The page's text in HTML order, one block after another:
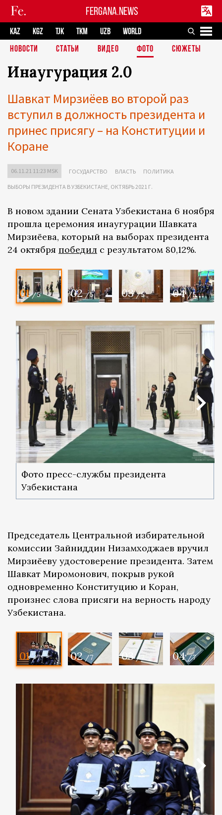
FERGANA.NEWS
KAZ KGZ TJK TKM UZB
WORLD
НОВОСТИ
СТАТЬИ ВИДЕО ФОТО СЮЖЕТЫ
Инаугурация 2.0
Шавкат Мирзиёев во второй раз
вступил в должность президента и
принес присягу – на Конституции и
Коране
06.11.21 11:23 MSK ГОСУДАРСТВО ВЛАСТЬ ПОЛИТИКА
ВЫБОРЫ ПРЕЗИДЕНТА В УЗБЕКИСТАНЕ, ОКТЯБРЬ 2021 Г.
В новом здании Сената Узбекистана 6 ноября
прошла церемония инаугурации Шавката
Мирзиёева, который на выборах президента
24 октября победил с результатом 80,12%.
01 /5 02 /5 03 /5 04 /5
Фото пресс-службы президента
Узбекистана
Председатель Центральной избирательной
комиссии Зайниддин Низамходжаев вручил
Мирзиёеву удостоверение президента. Затем
Шавкат Миромонович, покрыв рукой
одновременно Конституцию и Коран,
произнес слова присяги на верность народу
Узбекистана.
01 /7 02 /7 03 /7 04 /7